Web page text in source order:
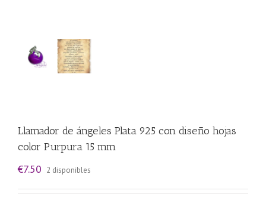
Llamador de ángeles Plata 925 con diseño hojas
color Purpura 15 mm
€7.50 2 disponibles